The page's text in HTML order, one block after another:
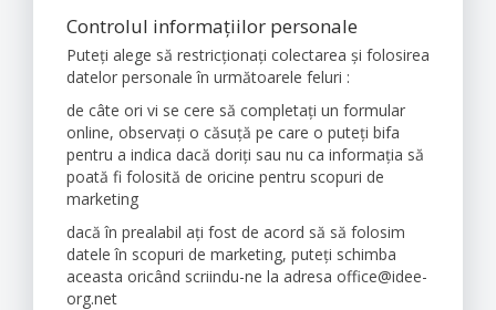
Controlul informaţiilor personale
Puteți alege să restricționați colectarea și folosirea
datelor personale în următoarele feluri :
de câte ori vi se cere să completați un formular
online, observați o căsuță pe care o puteți bifa
pentru a indica dacă doriți sau nu ca informația să
poată fi folosită de oricine pentru scopuri de
marketing
dacă în prealabil ați fost de acord să să folosim
datele în scopuri de marketing, puteți schimba
aceasta oricând scriindu-ne la adresa office@idee-
org.net